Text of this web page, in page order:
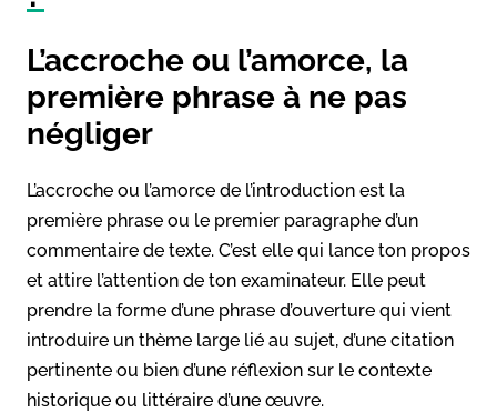
L’accroche ou l’amorce, la
première phrase à ne pas
négliger
L’accroche ou l’amorce de l’introduction est la
première phrase ou le premier paragraphe d’un
commentaire de texte. C’est elle qui lance ton propos
et attire l’attention de ton examinateur. Elle peut
prendre la forme d’une phrase d’ouverture qui vient
introduire un thème large lié au sujet, d’une citation
pertinente ou bien d’une réflexion sur le contexte
historique ou littéraire d’une œuvre.